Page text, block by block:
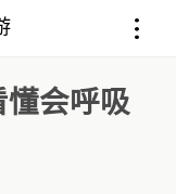
会呼吸